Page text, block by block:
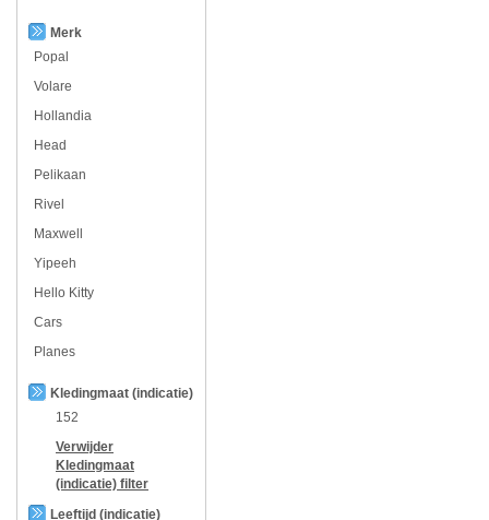
Merk
Popal
Volare
Hollandia
Head
Pelikaan
Rivel
Maxwell
Yipeeh
Hello Kitty
Cars
Planes
Kledingmaat (indicatie)
152
Verwijder
Kledingmaat
(indicatie) filter
Leeftijd (indicatie)